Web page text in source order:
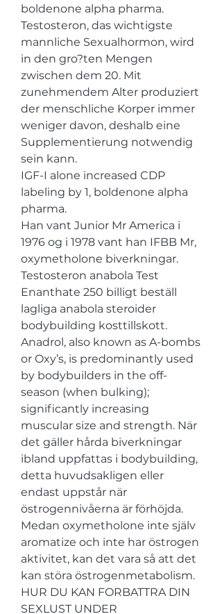
boldenone alpha pharma.
Testosteron, das wichtigste
mannliche Sexualhormon, wird
in den gro?ten Mengen
zwischen dem 20. Mit
zunehmendem Alter produziert
der menschliche Korper immer
weniger davon, deshalb eine
Supplementierung notwendig
sein kann.
IGF-I alone increased CDP
labeling by 1, boldenone alpha
pharma.
Han vant Junior Mr America i
1976 og i 1978 vant han IFBB Mr,
oxymetholone biverkningar.
Testosteron anabola Test
Enanthate 250 billigt beställ
lagliga anabola steroider
bodybuilding kosttillskott.
Anadrol, also known as A-bombs
or Oxy’s, is predominantly used
by bodybuilders in the off-
season (when bulking);
significantly increasing
muscular size and strength. När
det gäller hårda biverkningar
ibland uppfattas i bodybuilding,
detta huvudsakligen eller
endast uppstår när
östrogennivåerna är förhöjda.
Medan oxymetholone inte själv
aromatize och inte har östrogen
aktivitet, kan det vara så att det
kan störa östrogenmetabolism.
HUR DU KAN FORBATTRA DIN
SEXLUST UNDER